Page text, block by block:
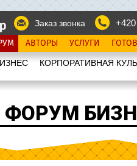
Заказ звонка
АВТОРЫ УСЛУГИ
КОРПОРАТИВНАЯ
ФОРУМ